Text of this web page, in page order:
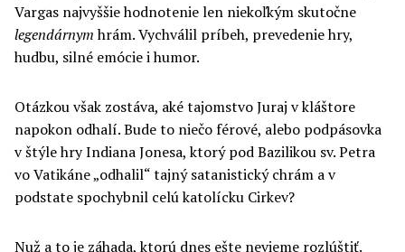
Vargas najvyššie hodnotenie len niekoľkým skutočne
legendárnymhrám. Vychválil príbeh, prevedenie hry,
hudbu, silné emócie i humor.
Otázkou však zostáva, aké tajomstvo Juraj v kláštore
napokon odhalí. Bude to niečo férové, alebo podpásovka
v štýle hry Indiana Jonesa, ktorý pod Bazilikou sv. Petra
vo Vatikáne „odhalil“ tajný satanistický chrám a v
podstate spochybnil celú katolícku Cirkev?
Nuž a to je záhada, ktorú dnes ešte nevieme rozlúštiť.